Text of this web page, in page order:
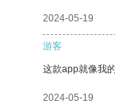
2024-05-19
游客
这款app就像我
2024-05-19